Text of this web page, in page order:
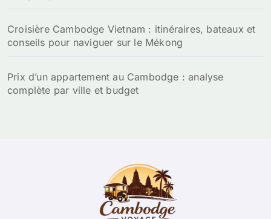
Croisière Cambodge Vietnam : itinéraires, bateaux et
conseils pour naviguer sur le Mékong
Prix d’un appartement au Cambodge : analyse
complète par ville et budget